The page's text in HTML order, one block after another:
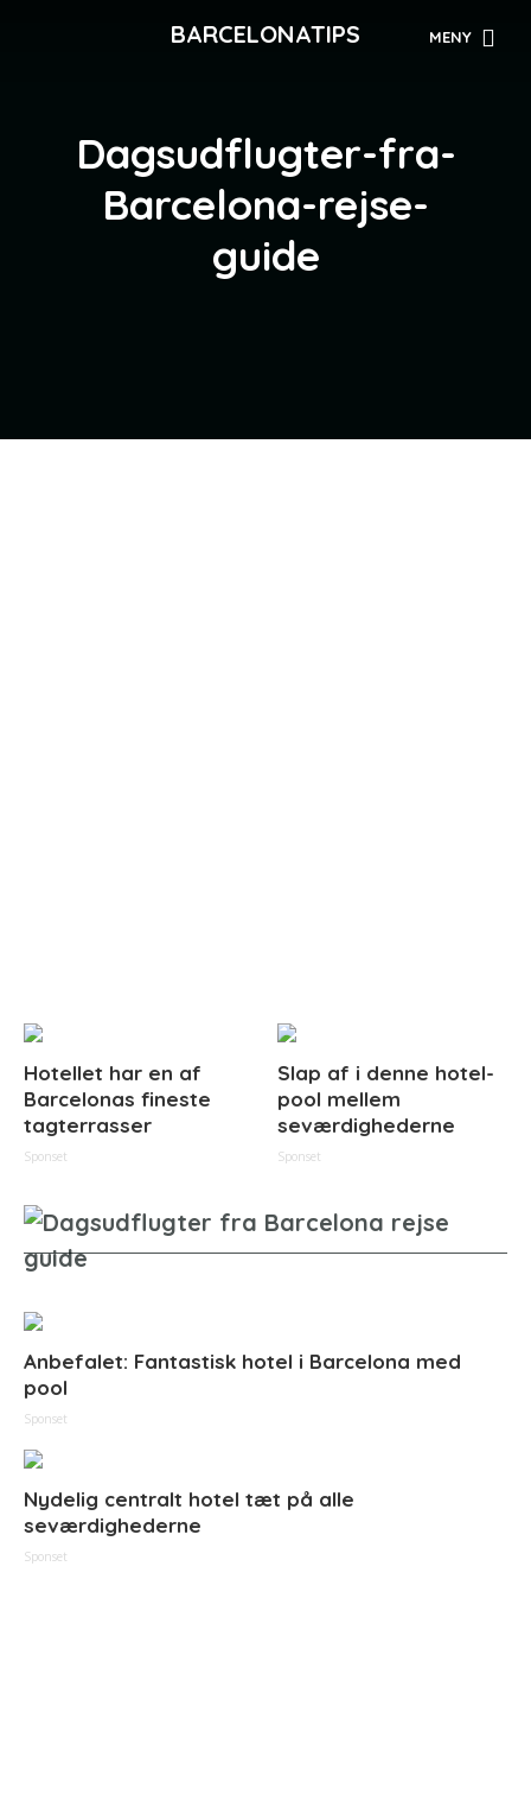
BARCELONATIPS MENY
Dagsudflugter-fra-
Barcelona-rejse-
guide
Hotellet har en af
Barcelonas fineste
tagterrasser
Sponset
Slap af i denne hotel-
pool mellem
seværdighederne
Sponset
Anbefalet: Fantastisk hotel i Barcelona med
pool
Sponset
Nydelig centralt hotel tæt på alle
seværdighederne
Sponset